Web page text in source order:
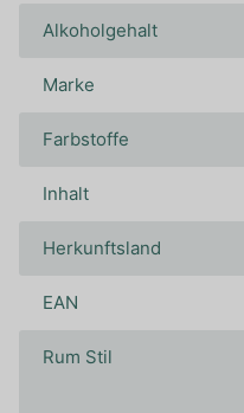
Alkoholgehalt
Marke
Farbstoffe
Inhalt
Herkunftsland
EAN
Rum Stil